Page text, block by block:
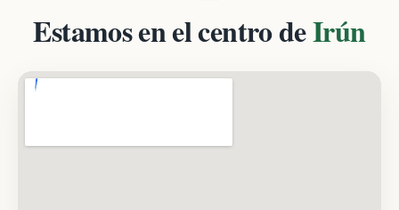
Estamos en el centro deIrún